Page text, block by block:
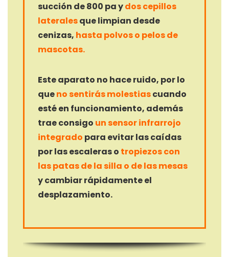
succión de 800 pa ydos cepillos
lateralesque limpian desde
cenizas, hasta polvos o pelos de
mascotas.
Este aparato no hace ruido, por lo
queno sentirás molestiascuando
esté en funcionamiento, además
trae consigo un sensor infrarrojo
integrado para evitar las caídas
por las escaleras o tropiezos con
las patas de la silla o de las mesas
y cambiar rápidamente el
desplazamiento.